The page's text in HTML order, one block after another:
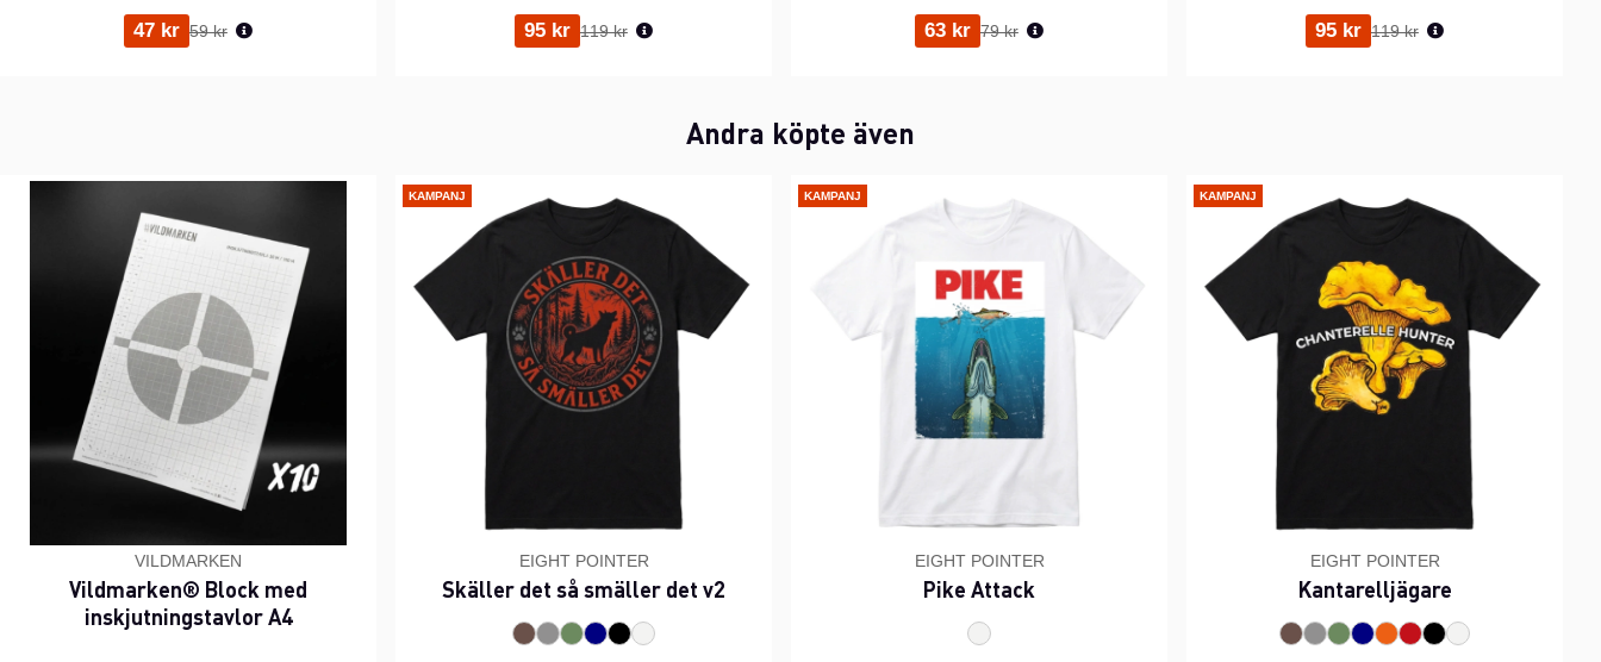
47 kr Ordinarie pris:
59 kr 95 kr Ordinarie pris:
119 kr 63 kr Ordinarie pris:
79 kr 95 kr Ordinarie pris:
119 kr
Andra köpte även
VILDMARKEN
Vildmarken® Block med
inskjutningstavlor A4
KAMPANJ
EIGHT POINTER
Skäller det så smäller det v2
KAMPANJ
EIGHT POINTER
Pike Attack
KAMPANJ
EIGHT POINTER
Kantarelljägare